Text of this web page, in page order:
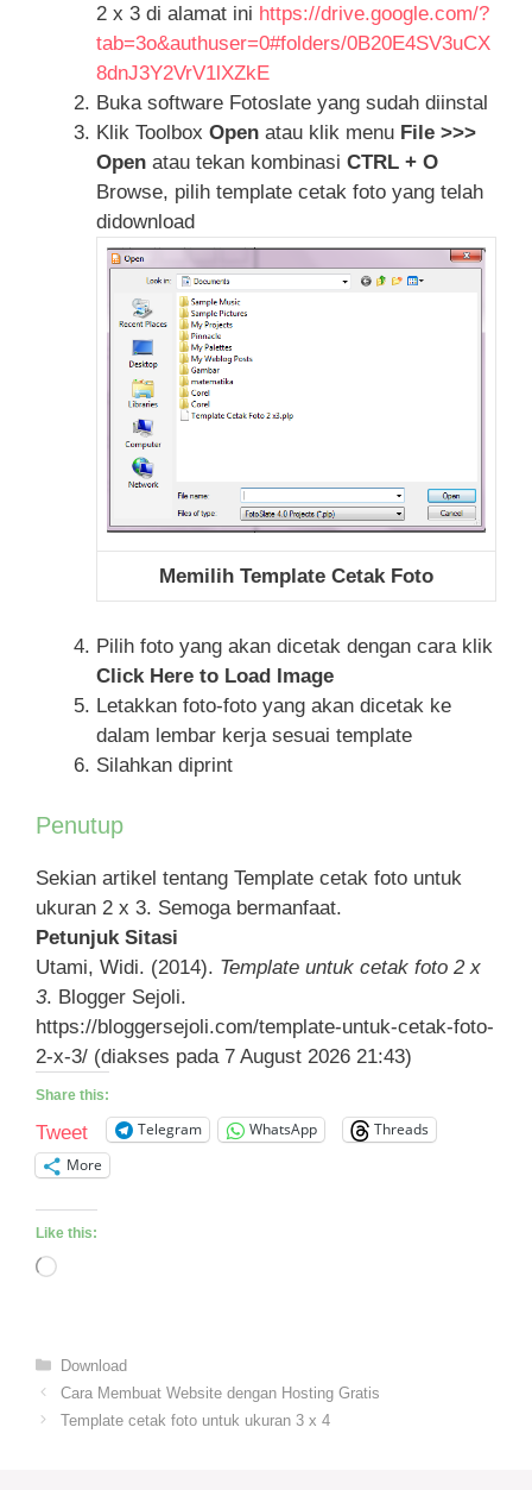
2 x 3 di alamat ini https://drive.google.com/?
tab=3o&authuser=0#folders/0B20E4SV3uCX
8dnJ3Y2VrV1lXZkE
Buka software Fotoslate yang sudah diinstal
Klik Toolbox Open atau klik menu File >>>
Open atau tekan kombinasi CTRL + O
Browse, pilih template cetak foto yang telah
didownload
Memilih Template Cetak Foto
Pilih foto yang akan dicetak dengan cara klik
Click Here to Load Image
Letakkan foto-foto yang akan dicetak ke
dalam lembar kerja sesuai template
Silahkan diprint
Penutup
Sekian artikel tentang Template cetak foto untuk
ukuran 2 x 3. Semoga bermanfaat.
Petunjuk Sitasi
Utami, Widi. (2014). Template untuk cetak foto 2 x
3. Blogger Sejoli.
https://bloggersejoli.com/template-untuk-cetak-foto-
2-x-3/ (diakses pada 7 August 2026 21:43)
Share this:
Tweet Telegram WhatsApp
Threads
More
Like this:
Loading…
Categories
Download
Cara Membuat Website dengan Hosting Gratis
Template cetak foto untuk ukuran 3 x 4